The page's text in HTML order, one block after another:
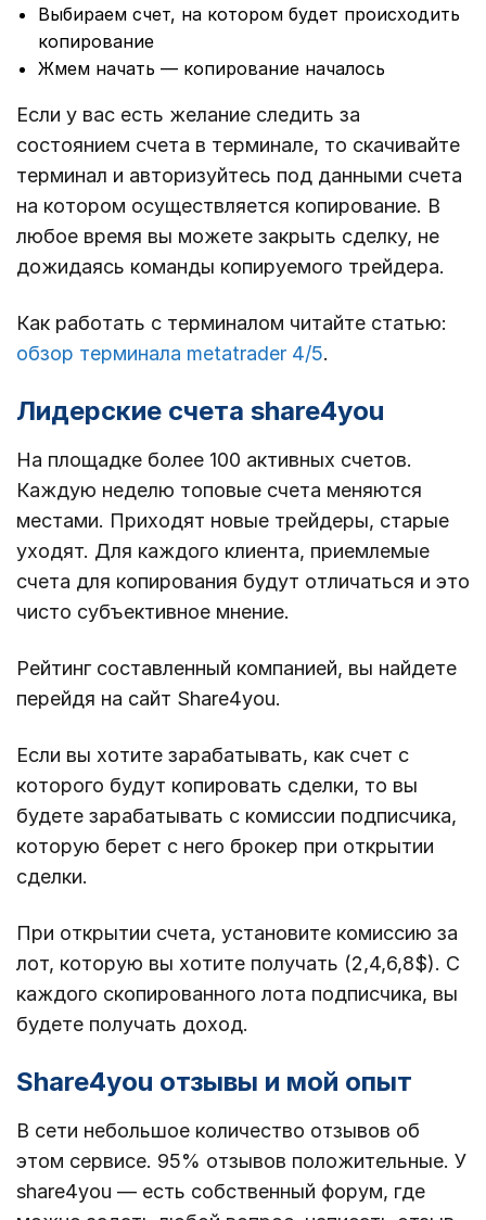
Выбираем счет, на котором будет происходить
копирование
Жмем начать — копирование началось
Если у вас есть желание следить за
состоянием счета в терминале, то скачивайте
терминал и авторизуйтесь под данными счета
на котором осуществляется копирование. В
любое время вы можете закрыть сделку, не
дожидаясь команды копируемого трейдера.
Как работать с терминалом читайте статью:
обзор терминала metatrader 4/5.
Лидерские счета share4you
На площадке более 100 активных счетов.
Каждую неделю топовые счета меняются
местами. Приходят новые трейдеры, старые
уходят. Для каждого клиента, приемлемые
счета для копирования будут отличаться и это
чисто субъективное мнение.
Рейтинг составленный компанией, вы найдете
перейдя на сайт Share4you.
Если вы хотите зарабатывать, как счет с
которого будут копировать сделки, то вы
будете зарабатывать с комиссии подписчика,
которую берет с него брокер при открытии
сделки.
При открытии счета, установите комиссию за
лот, которую вы хотите получать (2,4,6,8$). С
каждого скопированного лота подписчика, вы
будете получать доход.
Share4you отзывы и мой опыт
В сети небольшое количество отзывов об
этом сервисе. 95% отзывов положительные. У
share4you — есть собственный форум, где